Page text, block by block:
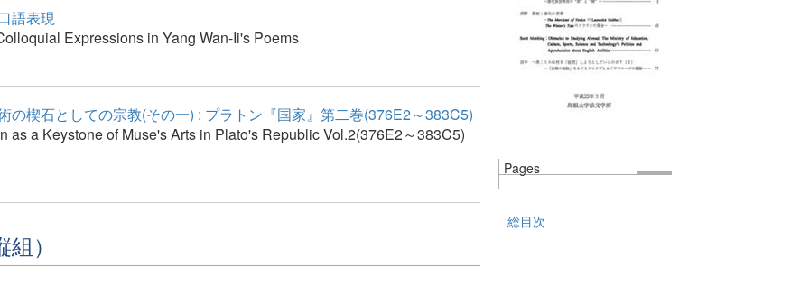
語表現
Expressions in Yang Wan-Ii's Poems
の楔石としての宗教(その一) : プラトン『国家』第二巻(376E2～383C5)
as a Keystone of Muse's Arts in Plato's Republic Vol.2(376E2～383C5)
）
Pages
総目次